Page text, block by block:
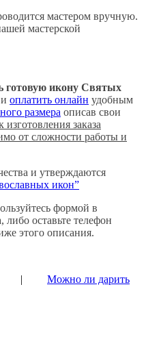
мастером вручную.
мастерской
готовую икону Святых
и оплатить онлайн удобным
размера описав свои
изготовления заказа
от сложности работы и
и утверждаются
икон”
формой в
оставьте телефон
этого описания.
| Можно ли дарить